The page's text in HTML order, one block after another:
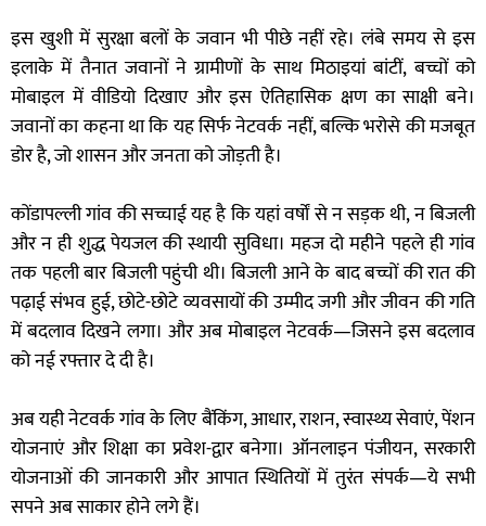
इस खुशी में सुरक्षा बलों के जवान भी पीछे नहीं रहे। लंबे समय से इस
इलाके में तैनात जवानों ने ग्रामीणों के साथ मिठाइयां बांटीं, बच्चों को
मोबाइल में वीडियो दिखाए और इस ऐतिहासिक क्षण का साक्षी बने।
जवानों का कहना था कि यह सिर्फ नेटवर्क नहीं, बल्कि भरोसे की मजबूत
डोर है, जो शासन और जनता को जोड़ती है।
कोंडापल्ली गांव की सच्चाई यह है कि यहां वर्षों से न सड़क थी, न बिजली
और न ही शुद्ध पेयजल की स्थायी सुविधा। महज दो महीने पहले ही गांव
तक पहली बार बिजली पहुंची थी। बिजली आने के बाद बच्चों की रात की
पढ़ाई संभव हुई, छोटे-छोटे व्यवसायों की उम्मीद जगी और जीवन की गति
में बदलाव दिखने लगा। और अब मोबाइल नेटवर्क—जिसने इस बदलाव
को नई रफ्तार दे दी है।
अब यही नेटवर्क गांव के लिए बैंकिंग, आधार, राशन, स्वास्थ्य सेवाएं, पेंशन
योजनाएं और शिक्षा का प्रवेश-द्वार बनेगा। ऑनलाइन पंजीयन, सरकारी
योजनाओं की जानकारी और आपात स्थितियों में तुरंत संपर्क—ये सभी
सपने अब साकार होने लगे हैं।